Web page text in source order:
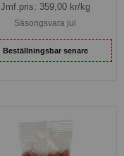
Jmf.pris: 359,00kr/kg
Säsongsvara jul
Beställningsbar senare